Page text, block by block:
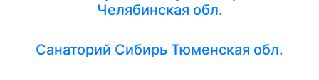
Челябинская обл.
Санаторий Сибирь Тюменская обл.